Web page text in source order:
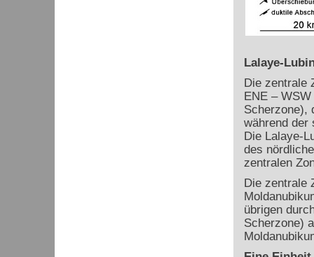
Lalaye-
Die zentrale
ENE –
Scherzone),
während der
Die Lalaye-
des
zentralen
Die zentrale
übrigen
Scherzone)